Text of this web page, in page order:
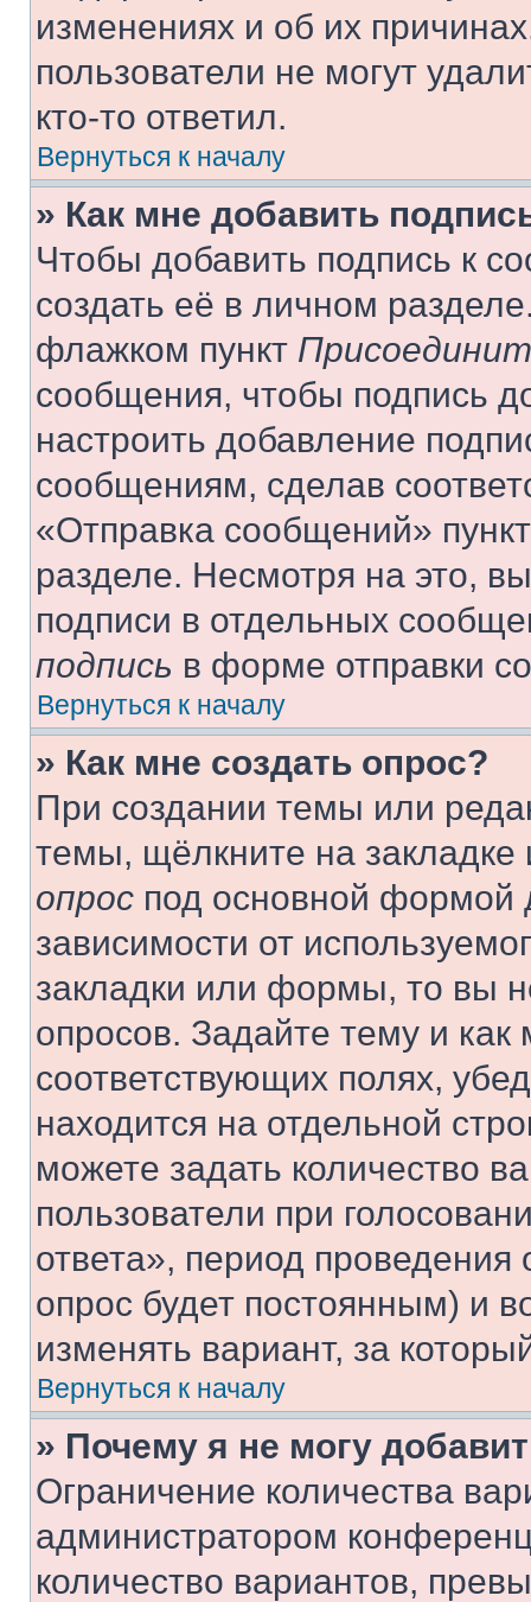
изменениях и об их
пользователи не могут
кто-то ответил.
Вернуться к началу
» Как мне добавить
Чтобы добавить подпись к
создать её в личном
флажком пункт
сообщения, чтобы подпись
настроить добавление
сообщениям, сделав
«Отправка сообщений»
разделе. Несмотря на это,
подписи в отдельных
подпись в форме отправки
Вернуться к началу
» Как мне создать опрос?
При создании темы или
темы, щёлкните на
опрос под основной формой
зависимости от
закладки или формы, то вы
опросов. Задайте тему и
соответствующих полях,
находится на отдельной
можете задать количество
пользователи при
ответа», период проведения
опрос будет постоянным) и
изменять вариант, за
Вернуться к началу
» Почему я не могу
Ограничение количества
администратором
количество вариантов,